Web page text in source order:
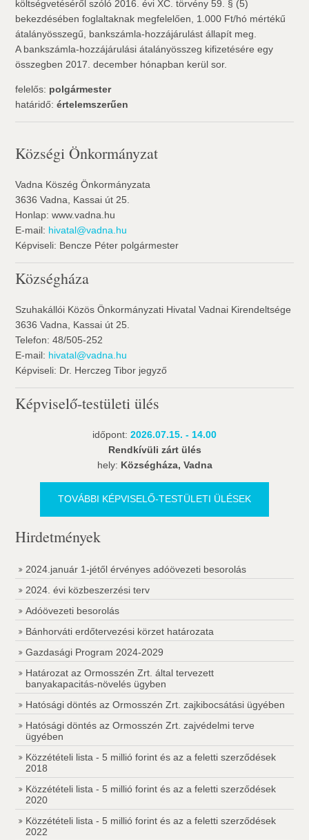
költségvetéséről szóló 2016. évi XC. törvény 59. § (5)
bekezdésében foglaltaknak megfelelően, 1.000 Ft/hó mértékű
átalányösszegű, bankszámla-hozzájárulást állapít meg.
A bankszámla-hozzájárulási átalányösszeg kifizetésére egy
összegben 2017. december hónapban kerül sor.
felelős: polgármester
határidő:értelemszerűen
Községi Önkormányzat
Vadna Köszég Önkormányzata
3636 Vadna, Kassai út 25.
Honlap: www.vadna.hu
E-mail: hivatal@vadna.hu
Képviseli: Bencze Péter polgármester
Községháza
Szuhakállói Közös Önkormányzati Hivatal Vadnai Kirendeltsége
3636 Vadna, Kassai út 25.
Telefon: 48/505-252
E-mail: hivatal@vadna.hu
Képviseli: Dr. Herczeg Tibor jegyző
Képviselő-testületi ülés
időpont: 2026.07.15. - 14.00
Rendkívüli zárt ülés
hely: Községháza, Vadna
TOVÁBBI KÉPVISELŐ-TESTÜLETI ÜLÉSEK
Hirdetmények
2024.január 1-jétől érvényes adóövezeti besorolás
2024. évi közbeszerzési terv
Adóövezeti besorolás
Bánhorváti erdőtervezési körzet határozata
Gazdasági Program 2024-2029
Határozat az Ormosszén Zrt. által tervezett
banyakapacitás-növelés ügyben
Hatósági döntés az Ormosszén Zrt. zajkibocsátási ügyében
Hatósági döntés az Ormosszén Zrt. zajvédelmi terve
ügyében
Közzétételi lista - 5 millió forint és az a feletti szerződések
2018
Közzétételi lista - 5 millió forint és az a feletti szerződések
2020
Közzétételi lista - 5 millió forint és az a feletti szerződések
2022